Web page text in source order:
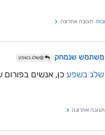
תגובה אחרונה
משתמש שנמחק @שלג בשפע
שלג בשפע כן, אנשים
תגובה אחרונה